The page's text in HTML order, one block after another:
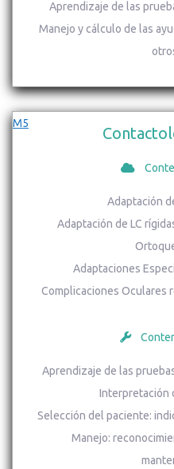
Aprendizaje de las
Manejo y cálculo de las
M5
Adaptación
Adaptación de LC
Adaptaciones
Complicaciones Oculares
Aprendizaje de las
Interpretación
Selección del paciente:
Manejo: